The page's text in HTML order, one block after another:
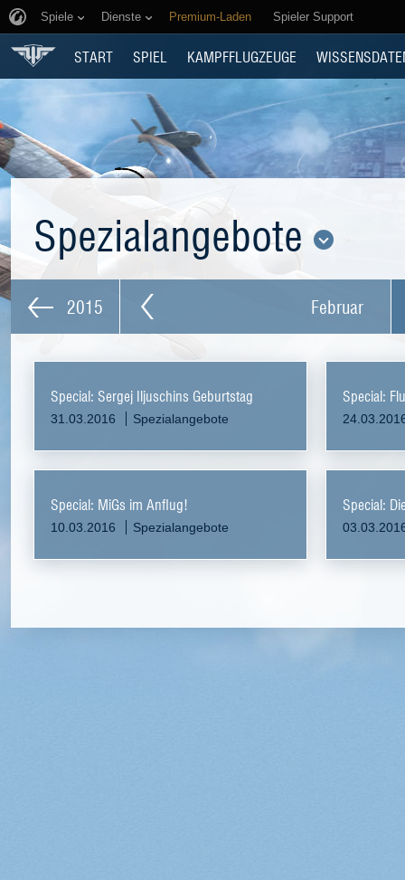
Spiele Dienste Premium-Laden Spieler Support
START SPIEL KAMPFFLUGZEUGE
Spezialangebote
2015 Februar
Special: Sergej Iljuschins Geburtstag
31.03.2016 Spezialangebote
Special:
Special: MiGs im Anflug!
10.03.2016 Spezialangebote
Special: